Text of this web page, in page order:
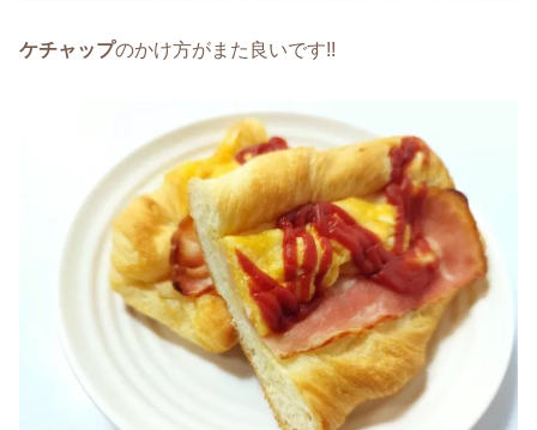
ケチャップのかけ方がまた良いです!!